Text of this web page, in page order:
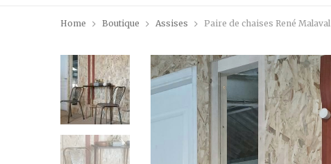
Home Boutique Assises Paire de chaises René Malaval